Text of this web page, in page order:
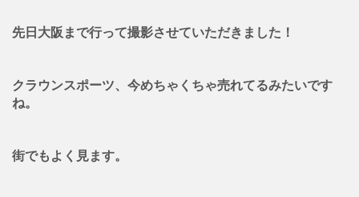
先日大阪まで行って撮影させていただきました！
クラウンスポーツ、今めちゃくちゃ売れてるみたいです
ね。
街でもよく見ます。